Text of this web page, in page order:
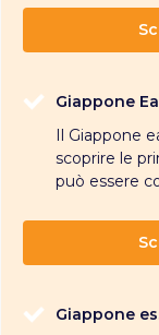
Giappone
Il Giappone
scoprire le
può essere
Giappone